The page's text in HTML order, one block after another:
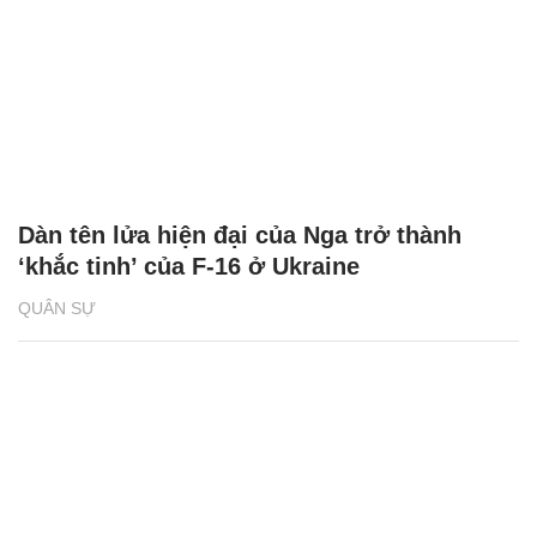
QUÂN SỰ
Dàn tên lửa hiện đại của Nga trở thành
‘khắc tinh’ của F-16 ở Ukraine